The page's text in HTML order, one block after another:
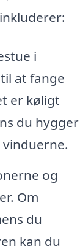
i
at fange
er køligt
du hygger
og
Om
du
kan du